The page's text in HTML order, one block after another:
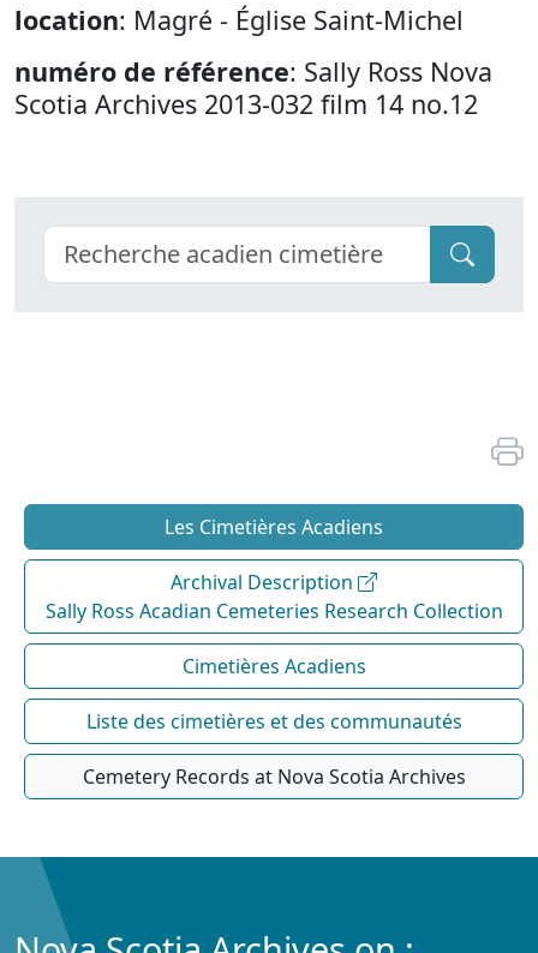
location: Magré - Église Saint-Michel
numéro de référence: Sally Ross Nova
Scotia Archives 2013-032 film 14 no.12
Les Cimetières Acadiens
Archival Description
Sally Ross Acadian Cemeteries Research Collection
Cimetières Acadiens
Liste des cimetières et des communautés
Cemetery Records at Nova Scotia Archives